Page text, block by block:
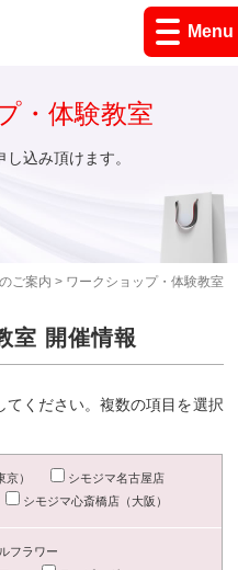
Menu
ご案内 > ワークショップ・体験教室
・体験教室
込み頂けます。
室 開催情報
ください。複数の項目を選択
）
シモジマ名古屋店
シモジマ心斎橋店（大阪）
フラワー